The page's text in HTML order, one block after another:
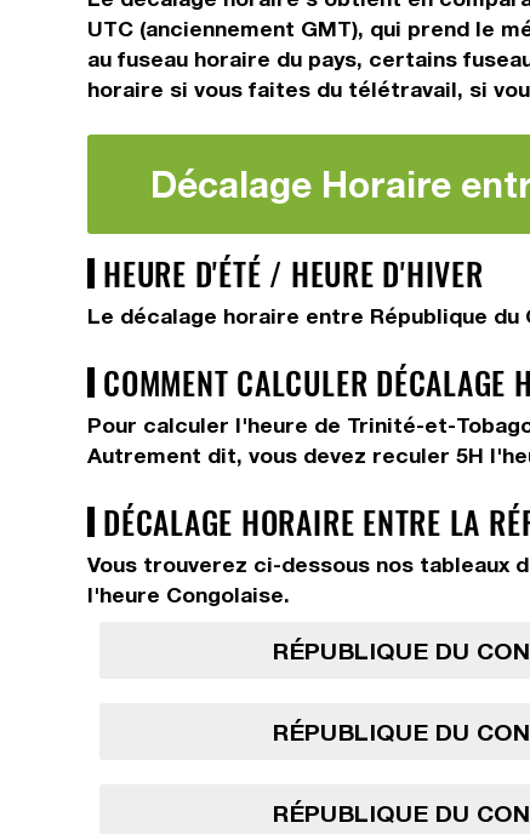
UTC (anciennement GMT), qui prend le
au fuseau horaire du pays, certains
horaire si vous faites du télétravail, si
Décalage Horaire
HEURE D'ÉTÉ / HEURE D'HIVER
Le décalage horaire entre République
COMMENT CALCULER DÉCALAGE
Pour calculer l'heure de Trinité-et-
Autrement dit, vous devez reculer 5H
DÉCALAGE HORAIRE ENTRE LA
Vous trouverez ci-dessous nos tableaux
l'heure Congolaise.
RÉPUBLIQUE DU
RÉPUBLIQUE DU
RÉPUBLIQUE DU